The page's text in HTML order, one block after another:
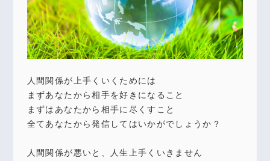
人間関係が上手くいくためには
まずあなたから相手を好きになること
まずはあなたから相手に尽くすこと
全てあなたから発信してはいかがでしょうか？
人間関係が悪いと、人生上手くいきません